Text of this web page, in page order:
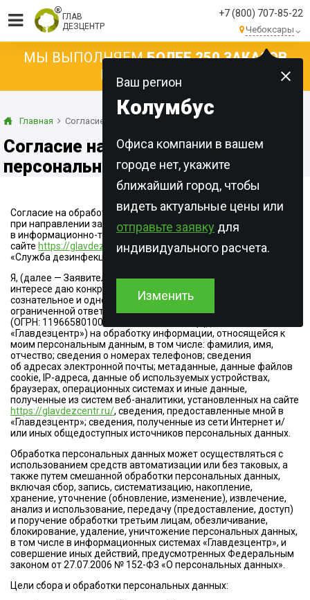
ГЛАВ
ДЕЗЦЕНТР
+7 (800) 707-85-22
Чебоксары
Ваш регион
Колумбус
Офиса компании в вашем
городе нет, укажите
ближайший город, чтобы
видеть актуальные цены или
отправьте заявку для
индивидуального расчета.
Изменить
МЫ ВЫПОЛНЯЕМБОЛЕЕ 250 ЗАКАЗОВ
КАЖДЫЙ ДЕНЬ!
Главная Согласие на обработку
Согласие на обработку
персональных данных
Согласие на обработку персональных данных, применяемое
при направлении заявлений (обращений) в электронном виде
в информационно-телекоммуникационной сети Интернет на
сайте https://glavdezcentr.ru/в целях получения услуг ООО
«Служба дезинфекции» (далее — Согласие).
Я, (далее — Заявитель), свободно, своей волей и в своем
интересе даю конкретное, предметное, информированное,
сознательное и однозначное согласие Обществу с
ограниченной ответственностью «Служба дезинфекции»
(ОГРН: 1196658010020, ИНН: 6686112972) (далее —
«Главдезцентр») на обработку информации, относящейся к
моим персональным данным, в том числе: фамилия, имя,
отчество; сведения о номерах телефонов; сведения
об адресах электронной почты; метаданные, данные файлов
cookie, IP-адреса, данные об используемых устройствах,
браузерах, операционных системах и иные данные,
полученные из систем веб-аналитики, установленных на сайте
https://glavdezcentr.ru/, сведения, предоставленные мной в
«Главдезцентр»; сведения, полученные из сети Интернет и/
или иных общедоступных источников персональных данных.
Обработка персональных данных может осуществляться с
использованием средств автоматизации или без таковых, а
также путем смешанной обработки персональных данных,
включая сбор, запись, систематизацию, накопление,
хранение, уточнение (обновление, изменение), извлечение,
анализ и использование, передачу (предоставление, доступ)
и поручение обработки третьим лицам, обезличивание,
блокирование, удаление, уничтожение персональных данных,
в том числе в информационных системах «Главдезцентр», и
совершение иных действий, предусмотренных Федеральным
законом от 27.07.2006 № 152-ФЗ «О персональных данных».
Цели сбора и обработки персональных данных: